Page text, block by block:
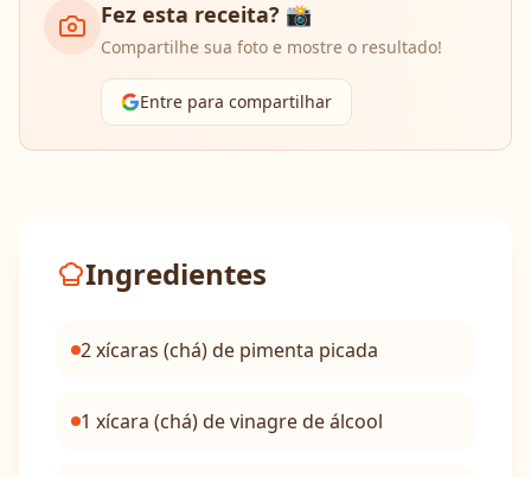
Fez esta receita? 📸
Compartilhe sua foto e mostre o resultado!
Entre para compartilhar
Ingredientes
2 xícaras (chá) de pimenta picada
1 xícara (chá) de vinagre de álcool